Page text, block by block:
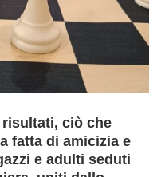
ciò che
fatta di amicizia e
e adulti seduti